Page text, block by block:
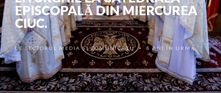
EPISCOPALĂ DIN MIERCUREA
CIUC.
DESECTORUL MEDIA ȘI COMUNICAȚII •8 ANI ÎN URMĂ